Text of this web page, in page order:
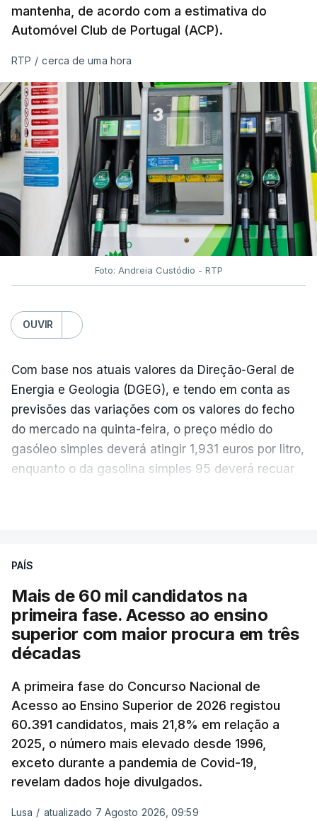
mantenha, de acordo com a estimativa do
Automóvel Club de Portugal (ACP).
RTP / cerca de uma hora
Foto: Andreia Custódio - RTP
OUVIR
Com base nos atuais valores da Direção-Geral de
Energia e Geologia (DGEG), e tendo em conta as
previsões das variações com os valores do fecho
do mercado na quinta-feira, o preço médio do
gasóleo simples deverá atingir 1,931 euros por litro,
enquanto o da gasolina simples 95 deverá recuar
evolução das cotações internacionais do petróleo,
posto de abastecimento, a marca e a localização.
A atualização do desconto do Imposto sobre os
Produtos Petrolíferos (ISP) também poderá
O Governo comprometeu-se a aplicar uma redução
extraordinária e temporária no ISP, sempre que se
verifique um aumento do preço dos combustíveis
superior a 10 cêntimos, para mitigar a escalada de
preços.
PAÍS
Mais de 60 mil candidatos na
primeira fase. Acesso ao ensino
superior com maior procura em três
décadas
A primeira fase do Concurso Nacional de
Acesso ao Ensino Superior de 2026 registou
60.391 candidatos, mais 21,8% em relação a
2025, o número mais elevado desde 1996,
exceto durante a pandemia de Covid-19,
revelam dados hoje divulgados.
Lusa / atualizado 7 Agosto 2026, 09:59